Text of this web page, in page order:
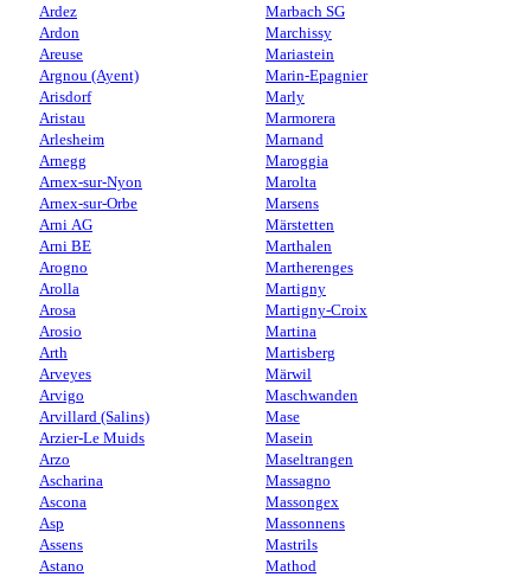
Ardez
Ardon
Areuse
Argnou (Ayent)
Arisdorf
Aristau
Arlesheim
Arnegg
Arnex-sur-Nyon
Arnex-sur-Orbe
Arni AG
Arni BE
Arogno
Arolla
Arosa
Arosio
Arth
Arveyes
Arvigo
Arvillard (Salins)
Arzier-Le Muids
Arzo
Ascharina
Ascona
Asp
Assens
Astano
Marbach SG
Marchissy
Mariastein
Marin-Epagnier
Marly
Marmorera
Marnand
Maroggia
Marolta
Marsens
Märstetten
Marthalen
Martherenges
Martigny
Martigny-Croix
Martina
Martisberg
Märwil
Maschwanden
Mase
Masein
Maseltrangen
Massagno
Massongex
Massonnens
Mastrils
Mathod